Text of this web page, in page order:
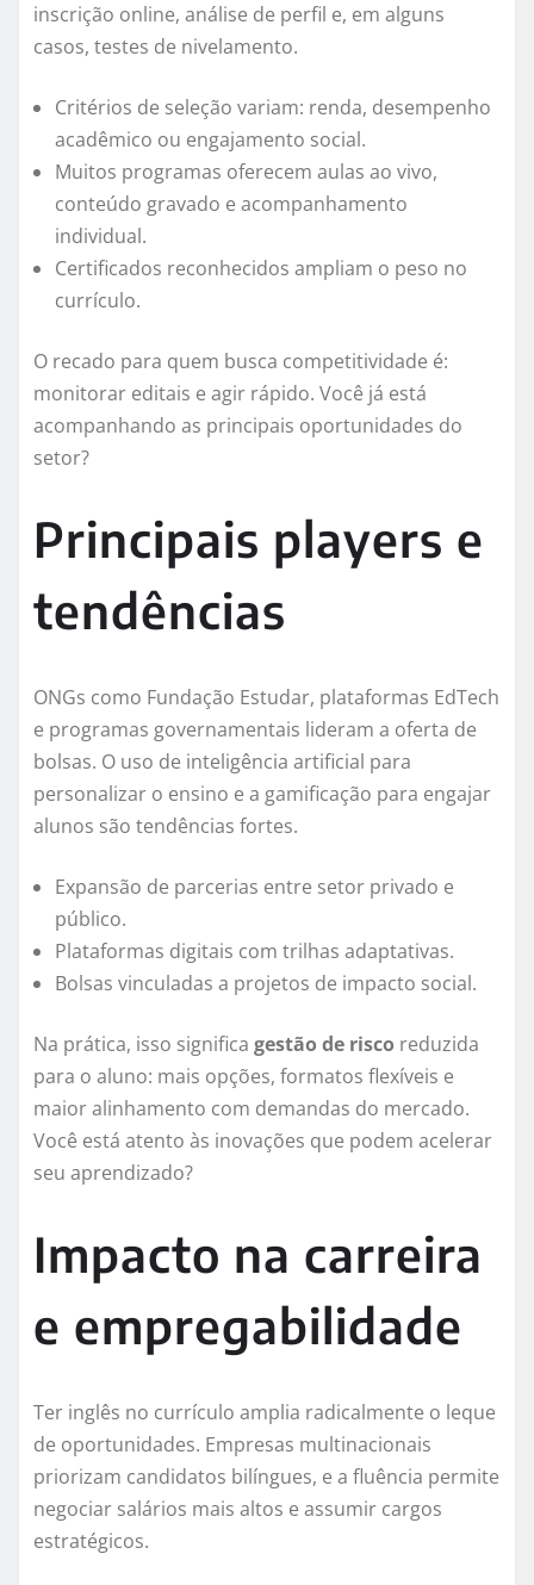
inscrição online, análise de perfil e, em alguns
casos, testes de nivelamento.
Critérios de seleção variam: renda, desempenho
acadêmico ou engajamento social.
Muitos programas oferecem aulas ao vivo,
conteúdo gravado e acompanhamento
individual.
Certificados reconhecidos ampliam o peso no
currículo.
O recado para quem busca competitividade é:
monitorar editais e agir rápido. Você já está
acompanhando as principais oportunidades do
setor?
Principais players e
tendências
ONGs como Fundação Estudar, plataformas EdTech
e programas governamentais lideram a oferta de
bolsas. O uso de inteligência artificial para
personalizar o ensino e a gamificação para engajar
alunos são tendências fortes.
Expansão de parcerias entre setor privado e
público.
Plataformas digitais com trilhas adaptativas.
Bolsas vinculadas a projetos de impacto social.
Na prática, isso significa gestão de risco reduzida
para o aluno: mais opções, formatos flexíveis e
maior alinhamento com demandas do mercado.
Você está atento às inovações que podem acelerar
seu aprendizado?
Impacto na carreira
e empregabilidade
Ter inglês no currículo amplia radicalmente o leque
de oportunidades. Empresas multinacionais
priorizam candidatos bilíngues, e a fluência permite
negociar salários mais altos e assumir cargos
estratégicos.